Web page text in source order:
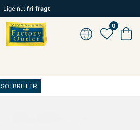
Lige nu: fri fragt
0
SOLBRILLER